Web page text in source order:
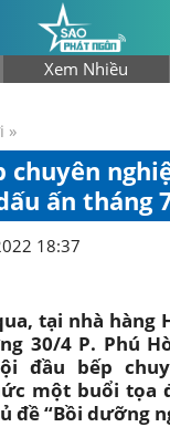
Xem Nhiều
»
chuyên
ấn tháng
18:37
tại nhà hàng
30/4 P. Phú
đầu bếp
một buổi tọa
đề “Bồi dưỡng